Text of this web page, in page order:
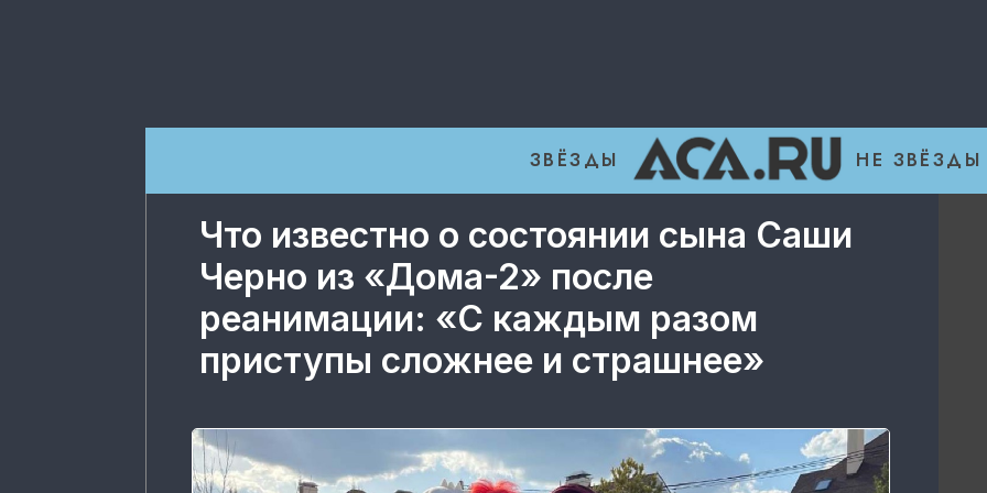
ЗВЁЗДЫ НЕ ЗВЁЗДЫ
Что известно о состоянии сына Саши
Черно из «Дома-2» после
реанимации: «С каждым разом
приступы сложнее и страшнее»